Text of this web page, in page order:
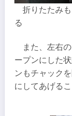
折りたたみ
る
また、左右
ープンにした
ンもチャック
にしてあげるこ